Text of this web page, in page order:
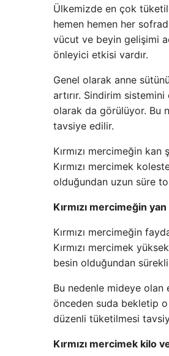
Ülkemizde en çok
hemen hemen her
vücut ve beyin gelişimi
önleyici etkisi vardır.
Genel olarak anne
artırır. Sindirim
olarak da görülüyor. Bu
tavsiye edilir.
Kırmızı mercimeğin
Kırmızı mercimek
olduğundan uzun süre
Kırmızı mercimeğin
Kırmızı mercimeğin
Kırmızı mercimek
besin olduğundan
Bu nedenle mideye
önceden suda bekletip o
düzenli tüketilmesi
Kırmızı mercimek kilo